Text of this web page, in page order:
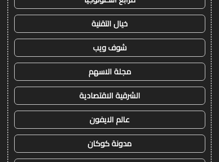
خيال التقنية
شوف ويب
مجلة الاسهم
الشرقية الاقتصادية
عالم الايفون
مدونة كوكان